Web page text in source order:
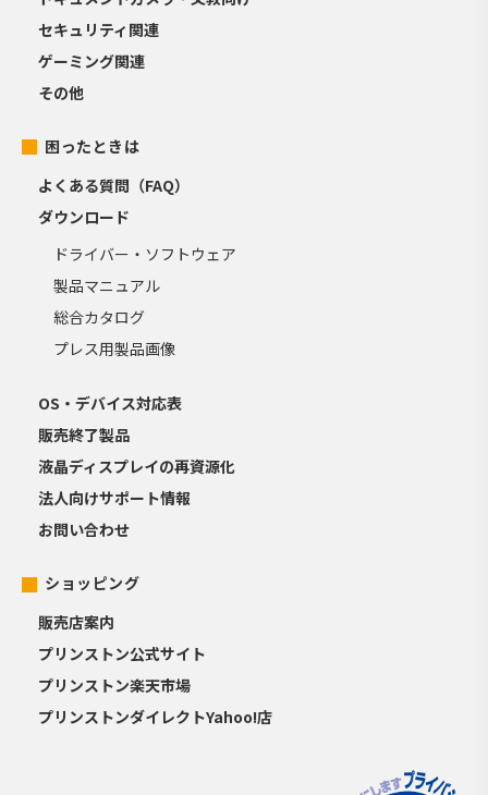
セキュリティ関連
ゲーミング関連
その他
困ったときは
よくある質問（FAQ）
ダウンロード
ドライバー・ソフトウェア
製品マニュアル
総合カタログ
プレス用製品画像
OS・デバイス対応表
販売終了製品
液晶ディスプレイの再資源化
法人向けサポート情報
お問い合わせ
ショッピング
販売店案内
プリンストン公式サイト
プリンストン楽天市場
プリンストンダイレクトYahoo!店